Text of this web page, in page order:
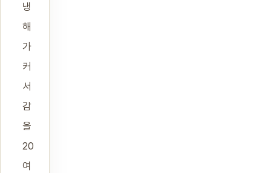
냉
해
가
커
서
감
을
20
여